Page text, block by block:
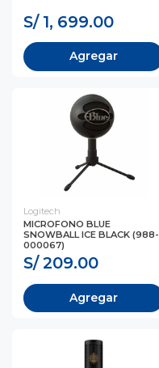
S/ 1, 699.00
Agregar
Logitech
MICROFONO BLUE
SNOWBALL ICE BLACK (988-
000067)
S/ 209.00
Agregar